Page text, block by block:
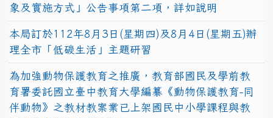
象及實施方式」公告事項第二項，詳如說明
本局訂於112年8月3日(星期四)及8月4日(星期五)辦
理全市「低碳生活」主題研習
為加強動物保護教育之推廣，教育部國民及學前教
育署委託國立臺中教育大學編纂《動物保護教育-同
伴動物》之教材教案業已上架國民中小學課程與教